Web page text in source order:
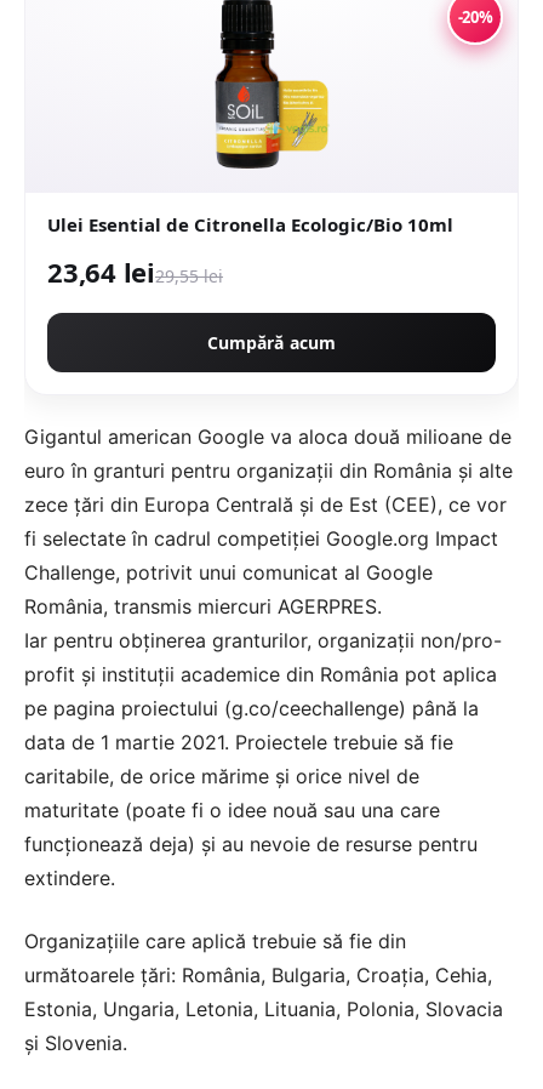
-20%
Ulei Esential de Citronella Ecologic/Bio 10ml
23,64 lei29,55 lei
Cumpără acum
Gigantul american Google va aloca două milioane de
euro în granturi pentru organizaţii din România şi alte
zece ţări din Europa Centrală şi de Est (CEE), ce vor
fi selectate în cadrul competiţiei Google.org Impact
Challenge, potrivit unui comunicat al Google
România, transmis miercuri AGERPRES.
Iar pentru obţinerea granturilor, organizaţii non/pro-
profit şi instituţii academice din România pot aplica
pe pagina proiectului (g.co/ceechallenge) până la
data de 1 martie 2021. Proiectele trebuie să fie
caritabile, de orice mărime şi orice nivel de
maturitate (poate fi o idee nouă sau una care
funcţionează deja) şi au nevoie de resurse pentru
extindere.
Organizaţiile care aplică trebuie să fie din
următoarele ţări: România, Bulgaria, Croaţia, Cehia,
Estonia, Ungaria, Letonia, Lituania, Polonia, Slovacia
şi Slovenia.